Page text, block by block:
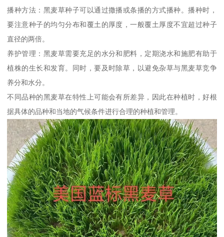
播种方法：黑麦草种子可以通过撒播或条播的方式播种。播种时，
要注意种子的均匀分布和覆土的厚度，一般覆土厚度不宜超过种子
直径的两倍。
养护管理：黑麦草需要充足的水分和肥料，定期浇水和施肥有助于
植株的生长和发育。同时，要及时除草，以避免杂草与黑麦草竞争
养分和水分。
不同品种的黑麦草在特性上可能会有所差异，因此在种植时，好根
据具体的品种和当地的气候条件进行合理的种植和管理。